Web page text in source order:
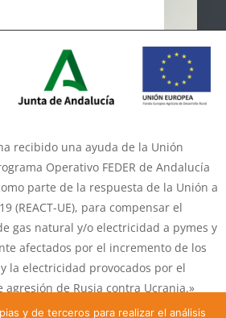
ha recibido una ayuda de la Unión
Operativo FEDER de Andalucía
parte de la respuesta de la Unión a
(REACT-UE), para compensar el
gas natural y/o electricidad a pymes y
afectados por el incremento de los
la electricidad provocados por el
de Rusia contra Ucrania.»
y de terceros para realizar el análisis